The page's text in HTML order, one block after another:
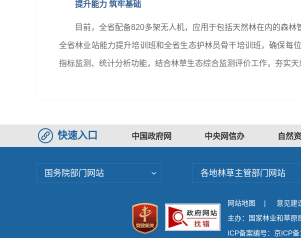
提升能力 筑牢基础
目前，全省配备820多架无人机，应用于包括天然林在内的森
全省林业站能力提升培训班和全省生态护林员骨干培训班，确保每
指标监测、统计分析功能，结合林草生态综合监测评价工作，夯实
快速入口 中国政府网 中央网信办 自然
国务院部门网站 各地林草主管部门网站
网站地图 | 意见建
主办：国家林业和草
ICP备案编号：京ICP